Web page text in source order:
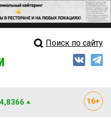
Свежий выпускПоиск по сайту